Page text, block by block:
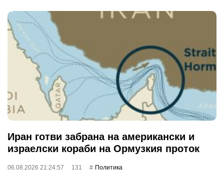
Иран готви забрана на американски и
израелски кораби на Ормузкия проток
06.08.2026 21:24:57 131 Политика